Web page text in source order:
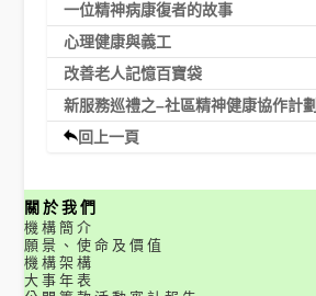
一位精神病康復者的故事
心理健康與義工
改善老人記憶百寶袋
新服務巡禮之–社區精神健康協作計劃
回上一頁
關於我們
機構簡介
願景、使命及價值
機構架構
大事年表